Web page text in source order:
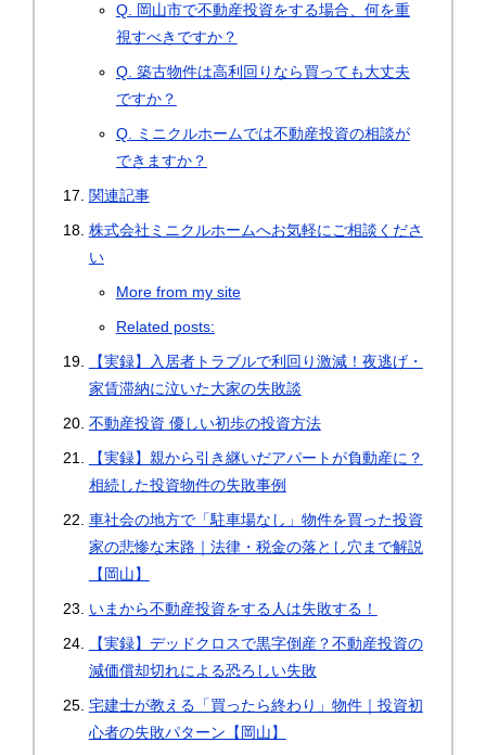
Q. 岡山市で不動産投資をする場合、何を重
視すべきですか？
Q. 築古物件は高利回りなら買っても大丈夫
ですか？
Q. ミニクルホームでは不動産投資の相談が
できますか？
関連記事
株式会社ミニクルホームへお気軽にご相談くださ
い
More from my site
Related posts:
【実録】入居者トラブルで利回り激減！夜逃げ・
家賃滞納に泣いた大家の失敗談
不動産投資 優しい初歩の投資方法
【実録】親から引き継いだアパートが負動産に？
相続した投資物件の失敗事例
車社会の地方で「駐車場なし」物件を買った投資
家の悲惨な末路｜法律・税金の落とし穴まで解説
【岡山】
いまから不動産投資をする人は失敗する！
【実録】デッドクロスで黒字倒産？不動産投資の
減価償却切れによる恐ろしい失敗
宅建士が教える「買ったら終わり」物件｜投資初
心者の失敗パターン【岡山】